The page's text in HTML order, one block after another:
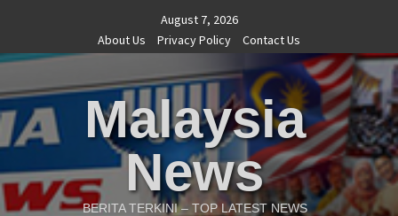
content
August 7, 2026
About Us
Privacy Policy Contact Us
Malaysia
News
BERITA TERKINI – TOP LATEST NEWS